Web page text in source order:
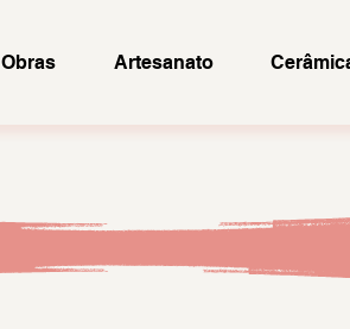
Obras Artesanato